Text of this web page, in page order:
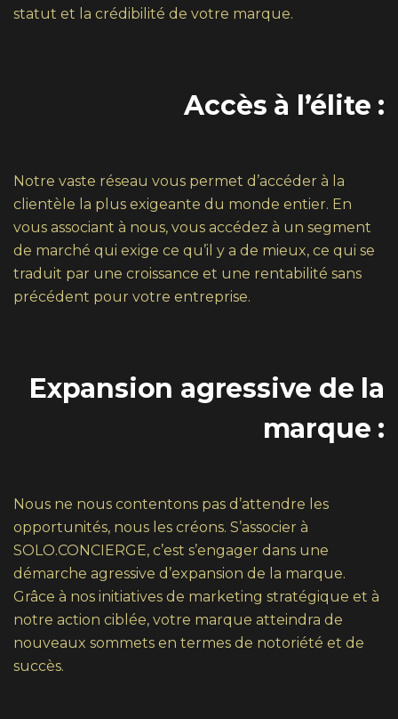
statut et la crédibilité de votre marque.
Accès à l’élite :
Notre vaste réseau vous permet d’accéder à la
clientèle la plus exigeante du monde entier. En
vous associant à nous, vous accédez à un segment
de marché qui exige ce qu’il y a de mieux, ce qui se
traduit par une croissance et une rentabilité sans
précédent pour votre entreprise.
Expansion agressive de la
marque :
Nous ne nous contentons pas d’attendre les
opportunités, nous les créons. S’associer à
SOLO.CONCIERGE, c’est s’engager dans une
démarche agressive d’expansion de la marque.
Grâce à nos initiatives de marketing stratégique et à
notre action ciblée, votre marque atteindra de
nouveaux sommets en termes de notoriété et de
succès.